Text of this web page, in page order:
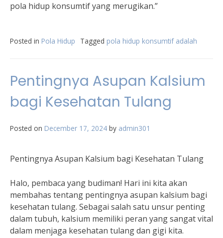
pola hidup konsumtif yang merugikan.”
Posted in Pola Hidup Tagged pola hidup konsumtif adalah
Pentingnya Asupan Kalsium
bagi Kesehatan Tulang
Posted on December 17, 2024 by admin301
Pentingnya Asupan Kalsium bagi Kesehatan Tulang
Halo, pembaca yang budiman! Hari ini kita akan
membahas tentang pentingnya asupan kalsium bagi
kesehatan tulang. Sebagai salah satu unsur penting
dalam tubuh, kalsium memiliki peran yang sangat vital
dalam menjaga kesehatan tulang dan gigi kita.